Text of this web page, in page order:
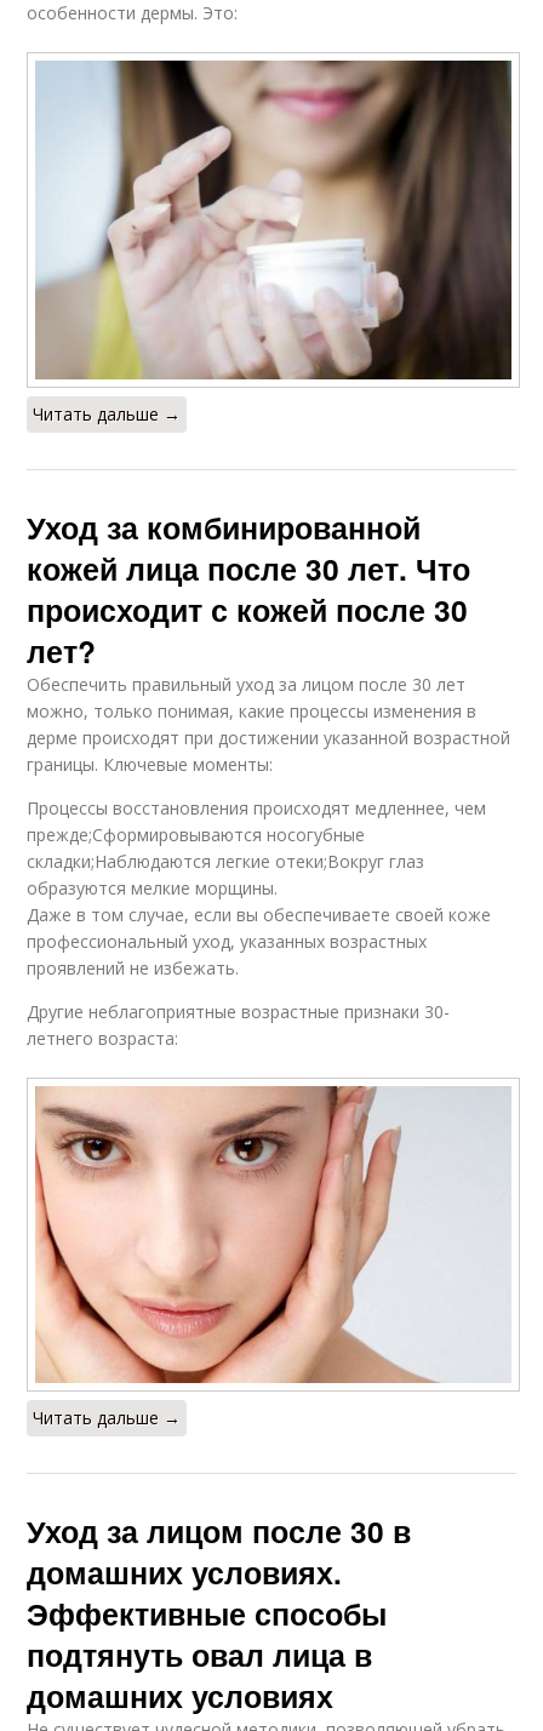
особенности дермы. Это:
Читать дальше →
Уход за комбинированной
кожей лица после 30 лет. Что
происходит с кожей после 30
лет?
Обеспечить правильный уход за лицом после 30 лет
можно, только понимая, какие процессы изменения в
дерме происходят при достижении указанной возрастной
границы. Ключевые моменты:
Процессы восстановления происходят медленнее, чем
прежде;Сформировываются носогубные
складки;Наблюдаются легкие отеки;Вокруг глаз
образуются мелкие морщины.
Даже в том случае, если вы обеспечиваете своей коже
профессиональный уход, указанных возрастных
проявлений не избежать.
Другие неблагоприятные возрастные признаки 30-
летнего возраста:
Читать дальше →
Уход за лицом после 30 в
домашних условиях.
Эффективные способы
подтянуть овал лица в
домашних условиях